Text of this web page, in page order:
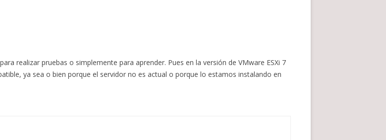
realizar pruebas o simplemente para aprender. Pues en la versión de VMware ESXi 7
ya sea o bien porque el servidor no es actual o porque lo estamos instalando en